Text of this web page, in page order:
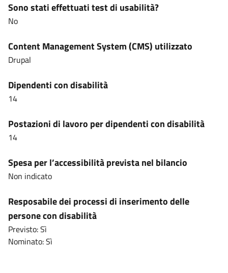
Sono stati effettuati test di usabilità?
No
Content Management System (CMS) utilizzato
Drupal
Dipendenti con disabilità
14
Postazioni di lavoro per dipendenti con disabilità
14
Spesa per l’accessibilità prevista nel bilancio
Non indicato
Resposabile dei processi di inserimento delle
persone con disabilità
Previsto: Sì
Nominato: Sì